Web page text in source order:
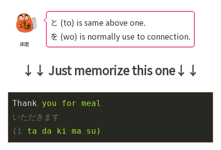
達磨
と (to) is same above one.
を (wo) is normally use to connection.
↓↓ Just memorize this one↓↓
Thank
you for meal
いただきます
(i
ta da ki ma su)